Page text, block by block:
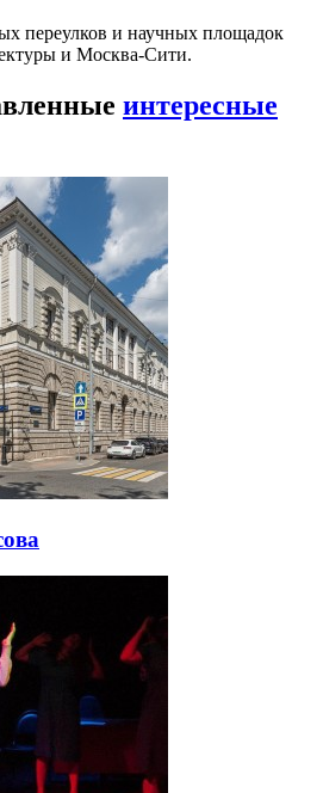
переулков и научных площадок
и Москва-Сити.
интересные